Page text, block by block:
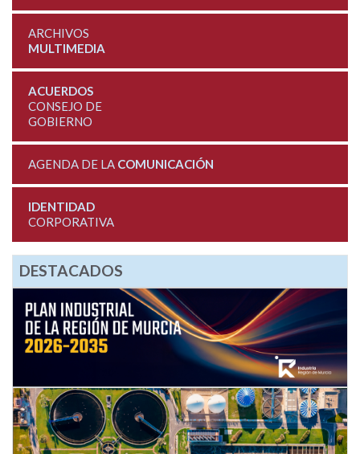
ARCHIVOS
MULTIMEDIA
ACUERDOS
CONSEJO DE
GOBIERNO
AGENDA DE LA COMUNICACIÓN
IDENTIDAD
CORPORATIVA
DESTACADOS